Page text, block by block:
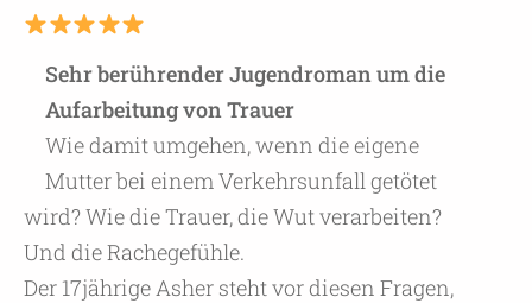
Sehr berührender Jugendroman um die
Aufarbeitung von Trauer
Wie damit umgehen, wenn die eigene
Mutter bei einem Verkehrsunfall getötet
wird? Wie die Trauer, die Wut verarbeiten?
Und die Rachegefühle.
Der 17jährige Asher steht vor diesen Fragen,